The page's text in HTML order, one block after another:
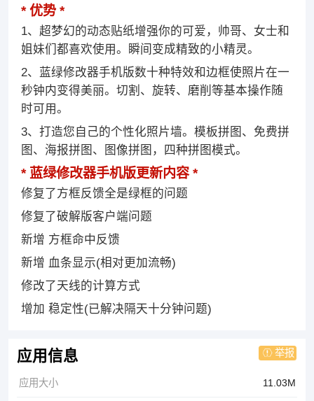
优势
1、超梦幻的动态贴纸增强你的可爱，帅哥、女士和
姐妹们都喜欢使用。瞬间变成精致的小精灵。
2、蓝绿修改器手机版数十种特效和边框使照片在一
秒钟内变得美丽。切割、旋转、磨削等基本操作随
时可用。
3、打造您自己的个性化照片墙。模板拼图、免费拼
图、海报拼图、图像拼图，四种拼图模式。
蓝绿修改器手机版更新内容
修复了方框反馈全是绿框的问题
修复了破解版客户端问题
新增 方框命中反馈
新增 血条显示(相对更加流畅)
修改了天线的计算方式
增加 稳定性(已解决隔天十分钟问题)
应用信息 举报
应用大小 11.03M